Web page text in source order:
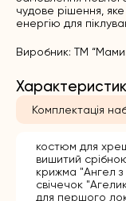
чудове рішення,
енергію для
Виробник: ТМ
Комплектація
костюм для
вишитий
крижма "Ангел з
свічечок
для першого